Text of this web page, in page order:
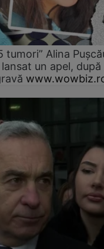
tumori” Alina
un apel, după